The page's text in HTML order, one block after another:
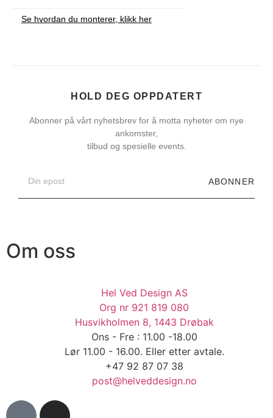
Se hvordan du monterer, klikk her
HOLD DEG OPPDATERT
Abonner på vårt nyhetsbrev for å motta nyheter om nye
ankomster,
tilbud og spesielle events.
ABONNER
Om oss
Hel Ved Design AS
Org nr 921 819 080
Husvikholmen 8, 1443 Drøbak
Ons - Fre : 11.00 -18.00
Lør 11.00 - 16.00. Eller etter avtale.
+47 92 87 07 38
post@helveddesign.no